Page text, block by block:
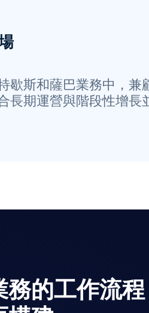
歇斯和薩巴業務中，兼
長期運營與階段性增長
務的工作流程